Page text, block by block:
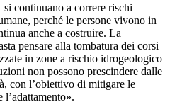
continuano a correre rischi
perché le persone vivono in
anche a costruire. La
pensare alla tombatura dei corsi
in zone a rischio idrogeologico
non possono prescindere dalle
con l’obiettivo di mitigare le